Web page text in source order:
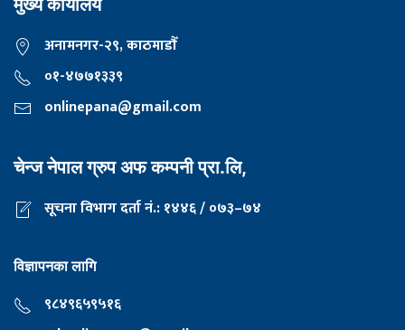
मुख्य कार्यालय
अनामनगर-२९, काठमाडाैँ
०१-४७७१३३९
onlinepana@gmail.com
चेन्ज नेपाल ग्रुप अफ कम्पनी प्रा.लि,
सूचना विभाग दर्ता नं.: १४४६ / ०७३–७४
विज्ञापनका लागि
९८४९६५९५१६